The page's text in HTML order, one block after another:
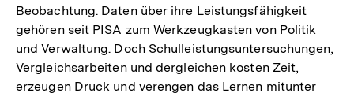
Beobachtung. Daten über ihre Leistungsfähigkeit
gehören seit PISA zum Werkzeugkasten von Politik
und Verwaltung. Doch Schulleistungsuntersuchungen,
Vergleichsarbeiten und dergleichen kosten Zeit,
erzeugen Druck und verengen das Lernen mitunter